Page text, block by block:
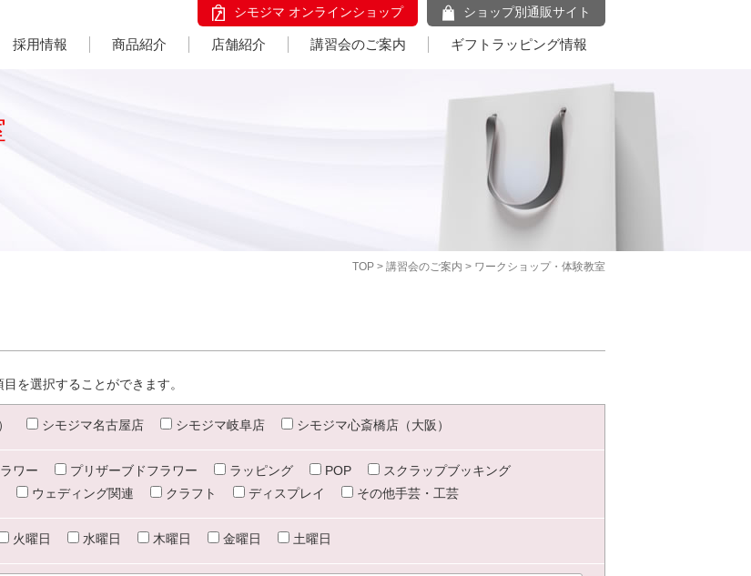
シモジマ オンラインショップ ショップ別通販サイト
採用情報 商品紹介 店舗紹介 講習会のご案内 ギフトラッピング情報
TOP > 講習会のご案内 > ワークショップ・体験教室
を選択することができます。
シモジマ名古屋店 シモジマ岐阜店 シモジマ心斎橋店（大阪）
ワー プリザーブドフラワー ラッピング POP
スクラップブッキング
ウェディング関連 クラフト ディスプレイ その他手芸・工芸
火曜日 水曜日 木曜日 金曜日 土曜日